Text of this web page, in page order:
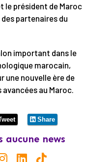
le président de Maroc
partenaires du
important dans le
marocain,
une nouvelle ère de
au Maroc.
Share
aucune news